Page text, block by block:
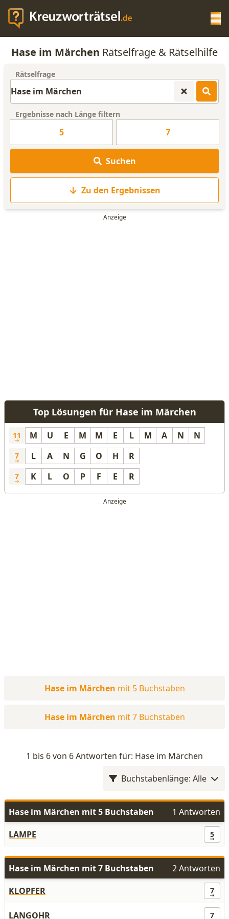
KREUZWORTRÄTSEL-HILFE
WORTLISTE
Hase im Märchen Rätselfrage & Rätselhilfe
Rätselfrage
Ergebnisse nach Länge filtern
5 7
Suchen
Zu den Ergebnissen
Top Lösungen für Hase im Märchen
11 M U E M M E L M A N N
7 L A N G O H R
7 K L O P F E R
Hase im Märchen mit 5 Buchstaben
Hase im Märchen mit 7 Buchstaben
1 bis 6 von 6 Antworten für: Hase im Märchen
Buchstabenlänge: Alle
Hase im Märchen mit 5 Buchstaben
1 Antworten
LAMPE
5
Hase im Märchen mit 7 Buchstaben
2 Antworten
KLOPFER
7
LANGOHR 7